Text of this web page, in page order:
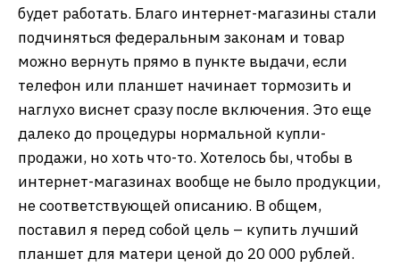
будет работать. Благо интернет-магазины стали
подчиняться федеральным законам и товар
можно вернуть прямо в пункте выдачи, если
телефон или планшет начинает тормозить и
наглухо виснет сразу после включения. Это еще
далеко до процедуры нормальной купли-
продажи, но хоть что-то. Хотелось бы, чтобы в
интернет-магазинах вообще не было продукции,
не соответствующей описанию. В общем,
поставил я перед собой цель – купить лучший
планшет для матери ценой до 20 000 рублей.